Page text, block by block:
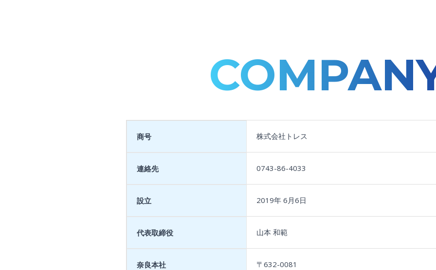
商号 株式会社トレス
連絡先 0743-86-4033
設立 2019年 6月6日
代表取締役 山本 和範
奈良本社
〒632-0081